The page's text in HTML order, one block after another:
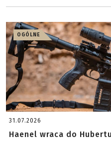
OGÓLNE
31.07.2026
Haenel wraca do